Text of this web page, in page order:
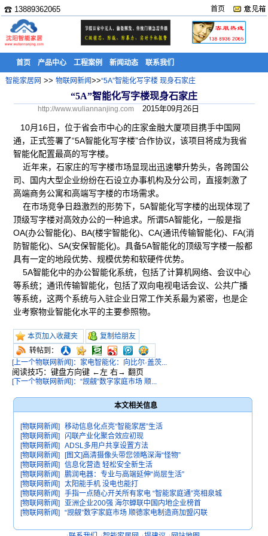
☎ 13889362065 首页
首页 产品中心 工程案例 新闻动态 联系我们
智能家居网 >> 物联网新闻>>“5A”智能化写字楼 现身石家庄
“5A”智能化写字楼现身石家庄
http://www.wuliannanjing.com 2015年09月26日
10月16日，位于省会市中心的庄家金融大厦项目携手中国网
通，正式签署了“5A智能化写字楼”合作协议，该项目将成为我省
智能化配置最高的写字楼。
近年来，石家庄的写字楼市场显现出迅速攀升势头，各跨国公
司、国内大型企业纷纷在石设立办事机构及分公司，直接刺激了
高端商务公寓和高端写字楼的市场需求。
在市场竞争日趋激烈的形势下，5A智能化写字楼的出现体现了
顶级写字楼对高效办公的一种追求。所谓5A智能化，一般是指
OA(办公智能化)、BA(楼宇智能化)、CA(通讯传输智能化)、FA(消
防智能化)、SA(安保智能化)。具备5A智能化的顶级写字楼一般都
具有一定的地段优势、规模优势和软硬件优势。
5A智能化中的办公智能化系统，包括了计算机网络、会议中心
等系统；通讯传输智能化，包括了双向电视电话会议、公共广播
等系统，这两个系统与入驻企业日常工作关系最为紧密，也是企
业考察物业智能化水平的主要参照物。
本页加入收藏夹
复制给朋友
转帖到：
[上一个物联网新闻]：家电智能化：向比尔·盖茨...
阅读技巧：键盘方向键 ←左 右→ 翻页
[下一个物联网新闻]：“觊觎”数字家庭市场 顺...
本文相关信息
[物联网新闻]
移动信息化点亮“智能家居”生活
[物联网新闻]
闪联产业化聚合效应初现
[物联网新闻]
ADSL多用户共享设置方法
[物联网新闻]
[图文]高清摄像头带您领略深海“怪物”
[物联网新闻]
信息化营造 轻松安全新生活
[物联网新闻]
鹏润电器：专业与高端延伸“尚层生活”
[物联网新闻]
太阳能手机 没电也能打
[物联网新闻]
手指一点随心开关所有家电 “智能家庭通”亮相泉城
[物联网新闻]
亚洲企业200强 海尔蝉联中国内地企业榜首
[物联网新闻]
“觊觎”数字家庭市场 顺德家电制造商加盟闪联